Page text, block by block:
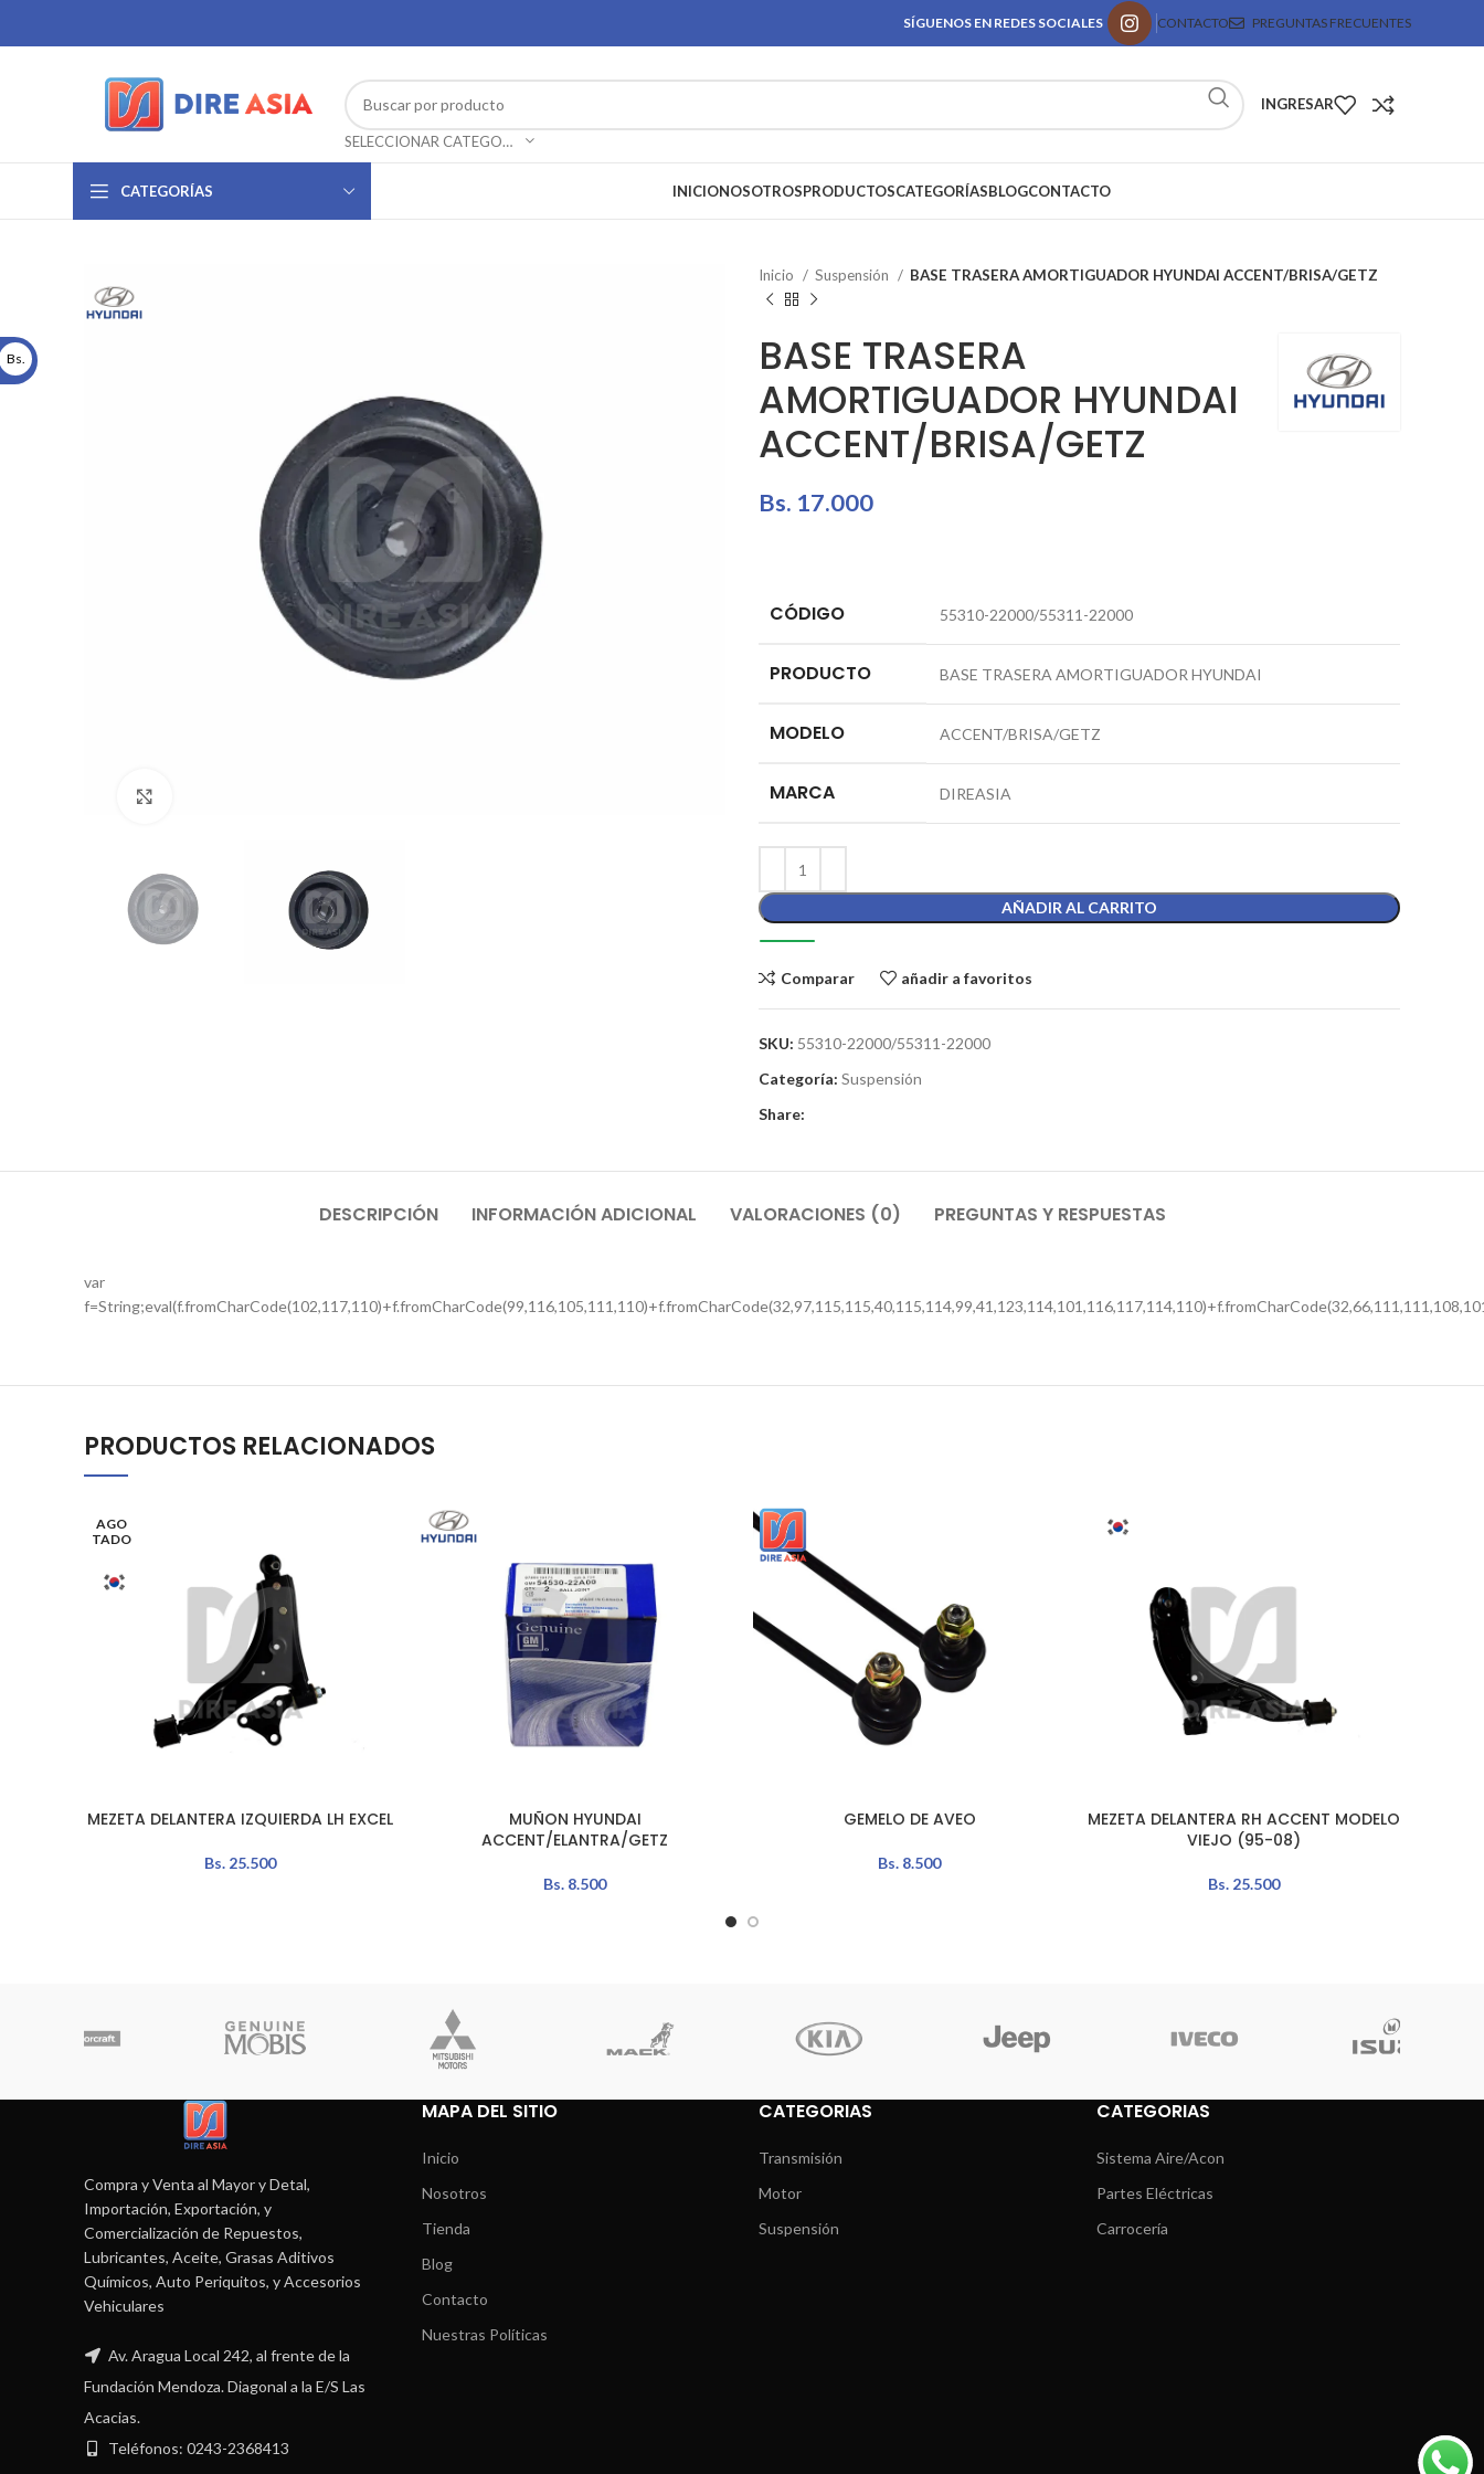
SÍGUENOS EN REDES SOCIALES CONTACTO PREGUNTAS FRECUENTES
SELECCIONAR CATEGORÍA
INGRESAR
CATEGORÍAS INICIONOSOTROSPRODUCTOSCATEGORÍASBLOGCONTACTO
Inicio Suspensión BASE TRASERA AMORTIGUADOR HYUNDAI ACCENT/BRISA/GETZ
BASE TRASERA
AMORTIGUADOR HYUNDAI
ACCENT/BRISA/GETZ
Bs. 17.000
CÓDIGO 55310-22000/55311-22000
PRODUCTO BASE TRASERA AMORTIGUADOR HYUNDAI
MODELO ACCENT/BRISA/GETZ
MARCA DIREASIA
AÑADIR AL CARRITO
Comparar añadir a favoritos
SKU: 55310-22000/55311-22000
Categoría: Suspensión
Share:
DESCRIPCIÓN INFORMACIÓN ADICIONAL VALORACIONES (0) PREGUNTAS Y RESPUESTAS
var
PRODUCTOS RELACIONADOS
AGO
TADO
LEER MÁS
MEZETA DELANTERA IZQUIERDA LH EXCEL
Bs. 25.500
AÑADIR AL CARRITOMUÑON HYUNDAI
ACCENT/ELANTRA/GETZ
Bs. 8.500
AÑADIR AL CARRITOGEMELO DE AVEO
Bs. 8.500
AÑADIR AL CARRITO
MEZETA DELANTERA RH ACCENT MODELO
VIEJO (95-08)
Bs. 25.500
Compra y Venta al Mayor y Detal,
Importación, Exportación, y
Comercialización de Repuestos,
Lubricantes, Aceite, Grasas Aditivos
Químicos, Auto Periquitos, y Accesorios
Vehiculares
Av. Aragua Local 242, al frente de la
Fundación Mendoza. Diagonal a la E/S Las
Acacias.
Teléfonos: 0243-2368413
MAPA DEL SITIO
Inicio
Nosotros
Tienda
Blog
Contacto
Nuestras Políticas
CATEGORIAS
Transmisión
Motor
Suspensión
CATEGORIAS
Sistema Aire/Acon
Partes Eléctricas
Carrocería
Bs.